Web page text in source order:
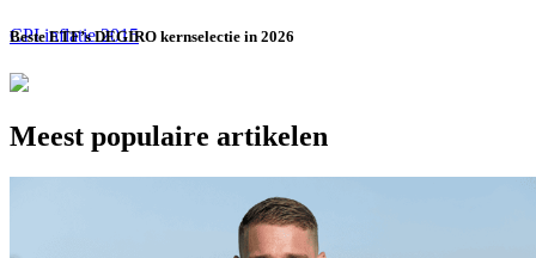
CPI inflatie 2015
Beste ETF’s DEGIRO kernselectie in 2026
Meest populaire artikelen